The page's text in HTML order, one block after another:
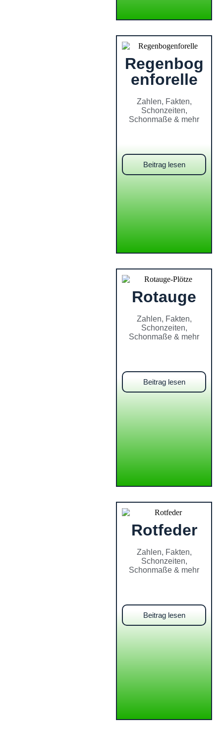
Regenbog
enforelle
Zahlen, Fakten,
Schonzeiten,
Schonmaße & mehr
Beitrag lesen
Rotauge
Zahlen, Fakten,
Schonzeiten,
Schonmaße & mehr
Beitrag lesen
Rotfeder
Zahlen, Fakten,
Schonzeiten,
Schonmaße & mehr
Beitrag lesen